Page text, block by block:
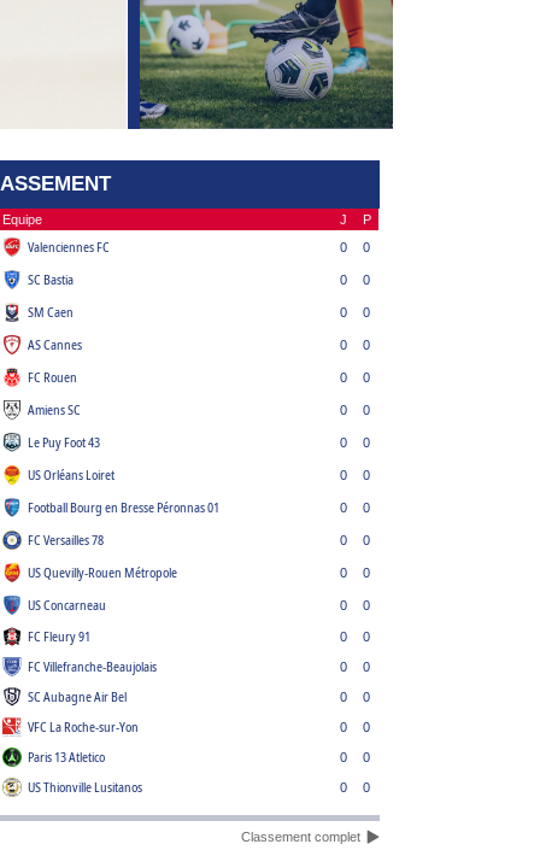
Equipe J
P
Valenciennes FC 0 0
SC Bastia 0 0
SM Caen 0 0
AS Cannes 0 0
FC Rouen 0 0
Amiens SC 0 0
Le Puy Foot 43 0 0
US Orléans Loiret 0 0
Football Bourg en Bresse Péronnas 01 0 0
FC Versailles 78 0 0
US Quevilly-Rouen Métropole 0 0
US Concarneau 0 0
FC Fleury 91 0 0
FC Villefranche-Beaujolais 0 0
SC Aubagne Air Bel 0 0
VFC La Roche-sur-Yon 0 0
Paris 13 Atletico 0 0
US Thionville Lusitanos 0 0
Classement complet